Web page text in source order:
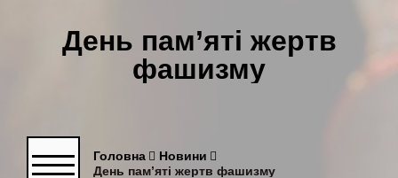
День пам’яті жертв
фашизму
Головна
Новини
День пам’яті жертв фашизму